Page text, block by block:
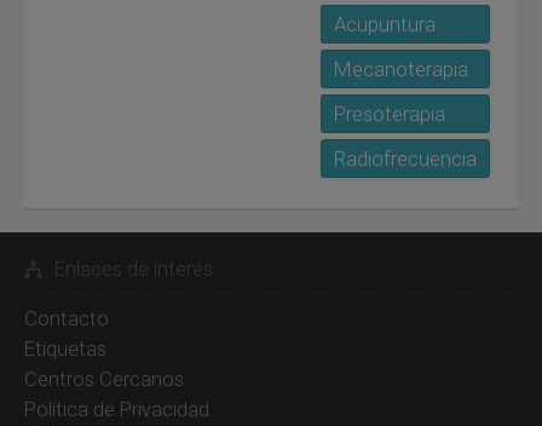
Acupuntura
Mecanoterapia
Presoterapia
Radiofrecuencia
Enlaces de interés
Contacto
Etiquetas
Centros Cercanos
Política de Privacidad